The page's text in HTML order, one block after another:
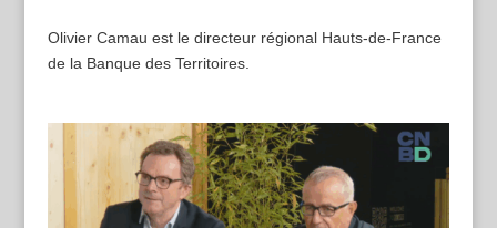
Olivier Camau est le directeur régional Hauts-de-France
de la Banque des Territoires.